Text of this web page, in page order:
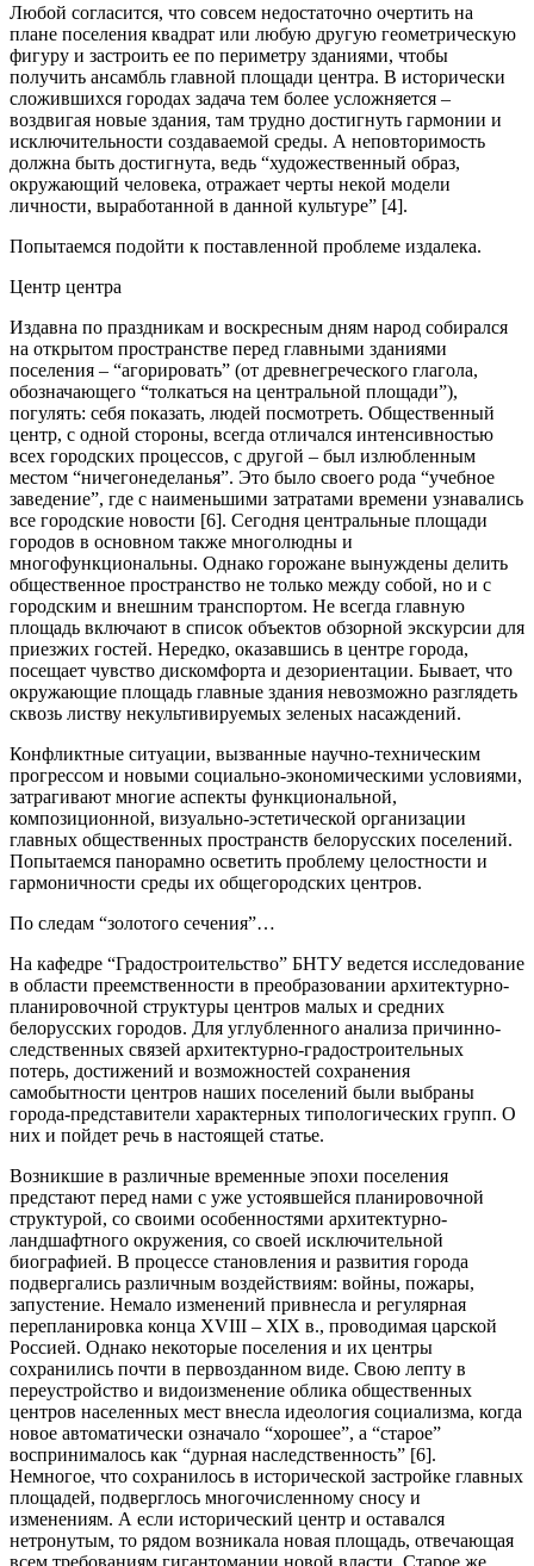
Любой согласится, что совсем недостаточно очертить на
плане поселения квадрат или любую другую геометрическую
фигуру и застроить ее по периметру зданиями, чтобы
получить ансамбль главной площади центра. В исторически
сложившихся городах задача тем более усложняется –
воздвигая новые здания, там трудно достигнуть гармонии и
исключительности создаваемой среды. А неповторимость
должна быть достигнута, ведь “художественный образ,
окружающий человека, отражает черты некой модели
личности, выработанной в данной культуре” [4].
Попытаемся подойти к поставленной проблеме издалека.
Центр центра
Издавна по праздникам и воскресным дням народ собирался
на открытом пространстве перед главными зданиями
поселения – “агорировать” (от древнегреческого глагола,
обозначающего “толкаться на центральной площади”),
погулять: себя показать, людей посмотреть. Общественный
центр, с одной стороны, всегда отличался интенсивностью
всех городских процессов, с другой – был излюбленным
местом “ничегонеделанья”. Это было своего рода “учебное
заведение”, где с наименьшими затратами времени узнавались
все городские новости [6]. Сегодня центральные площади
городов в основном также многолюдны и
многофункциональны. Однако горожане вынуждены делить
общественное пространство не только между собой, но и с
городским и внешним транспортом. Не всегда главную
площадь включают в список объектов обзорной экскурсии для
приезжих гостей. Нередко, оказавшись в центре города,
посещает чувство дискомфорта и дезориентации. Бывает, что
окружающие площадь главные здания невозможно разглядеть
сквозь листву некультивируемых зеленых насаждений.
Конфликтные ситуации, вызванные научно-техническим
прогрессом и новыми социально-экономическими условиями,
затрагивают многие аспекты функциональной,
композиционной, визуально-эстетической организации
главных общественных пространств белорусских поселений.
Попытаемся панорамно осветить проблему целостности и
гармоничности среды их общегородских центров.
По следам “золотого сечения”…
На кафедре “Градостроительство” БНТУ ведется исследование
в области преемственности в преобразовании архитектурно-
планировочной структуры центров малых и средних
белорусских городов. Для углубленного анализа причинно-
следственных связей архитектурно-градостроительных
потерь, достижений и возможностей сохранения
самобытности центров наших поселений были выбраны
города-представители характерных типологических групп. О
них и пойдет речь в настоящей статье.
Возникшие в различные временные эпохи поселения
предстают перед нами с уже устоявшейся планировочной
структурой, со своими особенностями архитектурно-
ландшафтного окружения, со своей исключительной
биографией. В процессе становления и развития города
подвергались различным воздействиям: войны, пожары,
запустение. Немало изменений привнесла и регулярная
перепланировка конца XVIII – XIX в., проводимая царской
Россией. Однако некоторые поселения и их центры
сохранились почти в первозданном виде. Свою лепту в
переустройство и видоизменение облика общественных
центров населенных мест внесла идеология социализма, когда
новое автоматически означало “хорошее”, а “старое”
воспринималось как “дурная наследственность” [6].
Немногое, что сохранилось в исторической застройке главных
площадей, подверглось многочисленному сносу и
изменениям. А если исторический центр и оставался
нетронутым, то рядом возникала новая площадь, отвечающая
всем требованиям гигантомании новой власти. Старое же